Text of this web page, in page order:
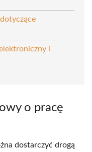
i
o pracę
dostarczyć drogą